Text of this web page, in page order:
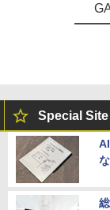
Special Site